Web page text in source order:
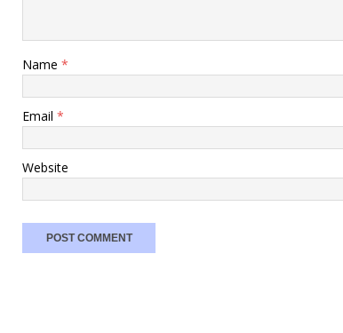
Name *
Email *
Website